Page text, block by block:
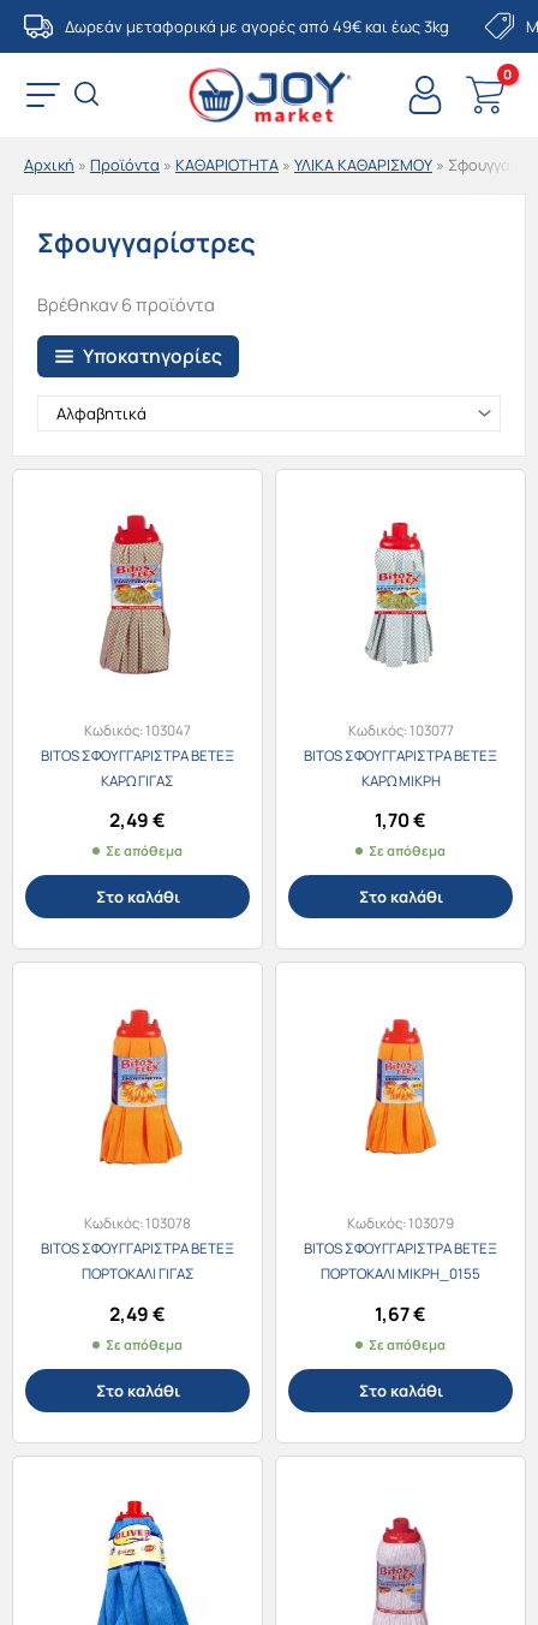
Μετάβαση
στο
περιεχόμενο
Δωρεάν μεταφορικά με αγορές από 49€ και έως 3kg
Αρχική » Προϊόντα » ΚΑΘΑΡΙΟΤΗΤΑ » ΥΛΙΚΑ ΚΑΘΑΡΙΣΜΟΥ »
Σφουγγαρίστρες
Υποκατηγορίες
Βρέθηκαν 6 προϊόντα
Κωδικός:103047
BITOS ΣΦΟΥΓΓΑΡΙΣΤΡΑ ΒΕΤΕΞ
ΚΑΡΩ ΓΙΓΑΣ
2,49€
Σε απόθεμα
Στο καλάθι
Κωδικός:103077
BITOS ΣΦΟΥΓΓΑΡΙΣΤΡΑ ΒΕΤΕΞ
ΚΑΡΩ ΜΙΚΡΗ
1,70€
Σε απόθεμα
Στο καλάθι
Κωδικός:103078
BITOS ΣΦΟΥΓΓΑΡΙΣΤΡΑ ΒΕΤΕΞ
ΠΟΡΤΟΚΑΛΙ ΓΙΓΑΣ
2,49€
Σε απόθεμα
Στο καλάθι
Κωδικός:103079
BITOS ΣΦΟΥΓΓΑΡΙΣΤΡΑ ΒΕΤΕΞ
ΠΟΡΤΟΚΑΛΙ ΜΙΚΡΗ_0155
1,67€
Σε απόθεμα
Στο καλάθι